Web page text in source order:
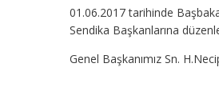
01.06.2017 tarihinde
Sendika Başkanlarına
Genel Başkanımız Sn.